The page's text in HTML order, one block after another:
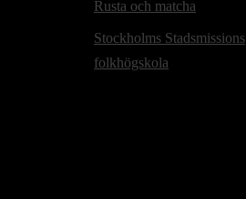
Rusta och matcha
Stockholms Stadsmissions
folkhögskola